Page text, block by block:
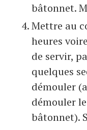
bâtonnet.
Mettre au
heures
de servir,
quelques
démouler
démouler
bâtonnet).